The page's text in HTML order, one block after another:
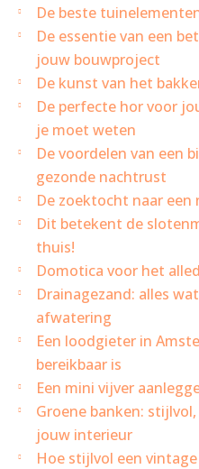
De beste
De essentie van een
jouw bouwproject
De kunst van het
De perfecte hor voor
je moet weten
De voordelen van een
gezonde nachtrust
De zoektocht naar een
Dit betekent de
thuis!
Domotica voor het
Drainagezand: alles
afwatering
Een loodgieter in
bereikbaar is
Een mini vijver
Groene banken:
jouw interieur
Hoe stijlvol een